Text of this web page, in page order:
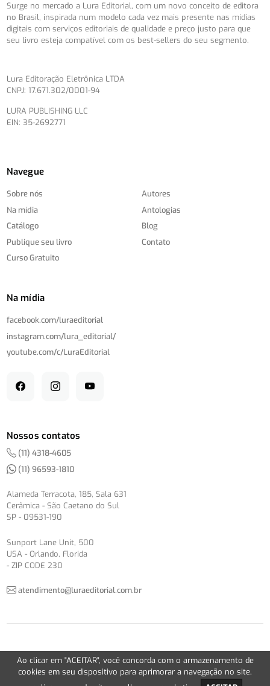
Surge no mercado a Lura Editorial, com um novo conceito de editora
no Brasil, inspirada num modelo cada vez mais presente nas mídias
digitais com serviços editoriais de qualidade e preço justo para que
seu livro esteja compatível com os best-sellers do seu segmento.
Lura Editoração Eletrônica LTDA
CNPJ: 17.671.302/0001-94
LURA PUBLISHING LLC
EIN: 35-2692771
Navegue
Sobre nós
Na mídia
Catálogo
Publique seu livro
Curso Gratuito
Autores
Antologias
Blog
Contato
Na mídia
facebook.com/luraeditorial
instagram.com/lura_editorial/
youtube.com/c/LuraEditorial
Nossos contatos
(11) 4318-4605
(11) 96593-1810
Alameda Terracota, 185, Sala 631
Cerâmica - São Caetano do Sul
SP - 09531-190
Sunport Lane Unit, 500
USA - Orlando, Florida
- ZIP CODE 230
atendimento@luraeditorial.com.br
© Copyright 2012-2026 -Política de Privacidade
Version 2.5.1
Ao clicar em "ACEITAR", você concorda com o armazenamento de
cookies em seu dispositivo para aprimorar a navegação no site,